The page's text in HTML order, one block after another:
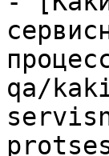
qa/